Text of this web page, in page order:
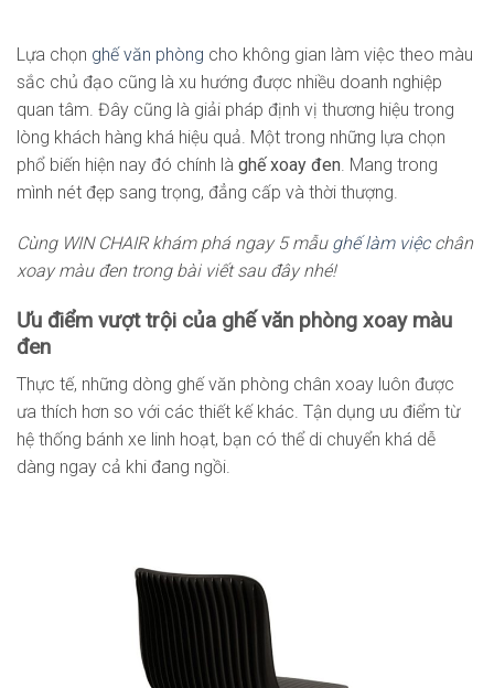
Lựa chọn ghế văn phòng cho không gian làm việc theo màu
sắc chủ đạo cũng là xu hướng được nhiều doanh nghiệp
quan tâm. Đây cũng là giải pháp định vị thương hiệu trong
lòng khách hàng khá hiệu quả. Một trong những lựa chọn
phổ biến hiện nay đó chính là ghế xoay đen. Mang trong
mình nét đẹp sang trọng, đẳng cấp và thời thượng.
Cùng WIN CHAIR khám phá ngay 5 mẫu ghế làm việcchân
xoay màu đen trong bài viết sau đây nhé!
Ưu điểm vượt trội của ghế văn phòng xoay màu
đen
Thực tế, những dòng ghế văn phòng chân xoay luôn được
ưa thích hơn so với các thiết kế khác. Tận dụng ưu điểm từ
hệ thống bánh xe linh hoạt, bạn có thể di chuyển khá dễ
dàng ngay cả khi đang ngồi.